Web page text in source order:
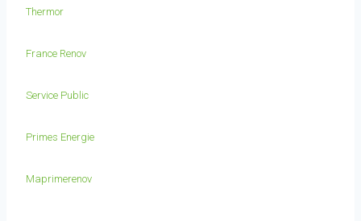
Thermor
France Renov
Service Public
Primes Energie
Maprimerenov